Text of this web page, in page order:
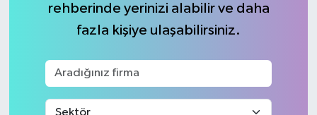
rehberinde yerinizi alabilir ve daha
fazla kişiye ulaşabilirsiniz.
Haber Arşivi